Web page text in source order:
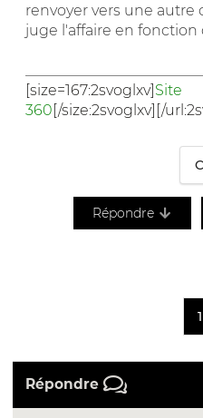
renvoyer vers une
juge l'affaire en fonction
[size=167:2svoglxv]
360[/size:2svoglxv][/
Répondre
1
Répondre